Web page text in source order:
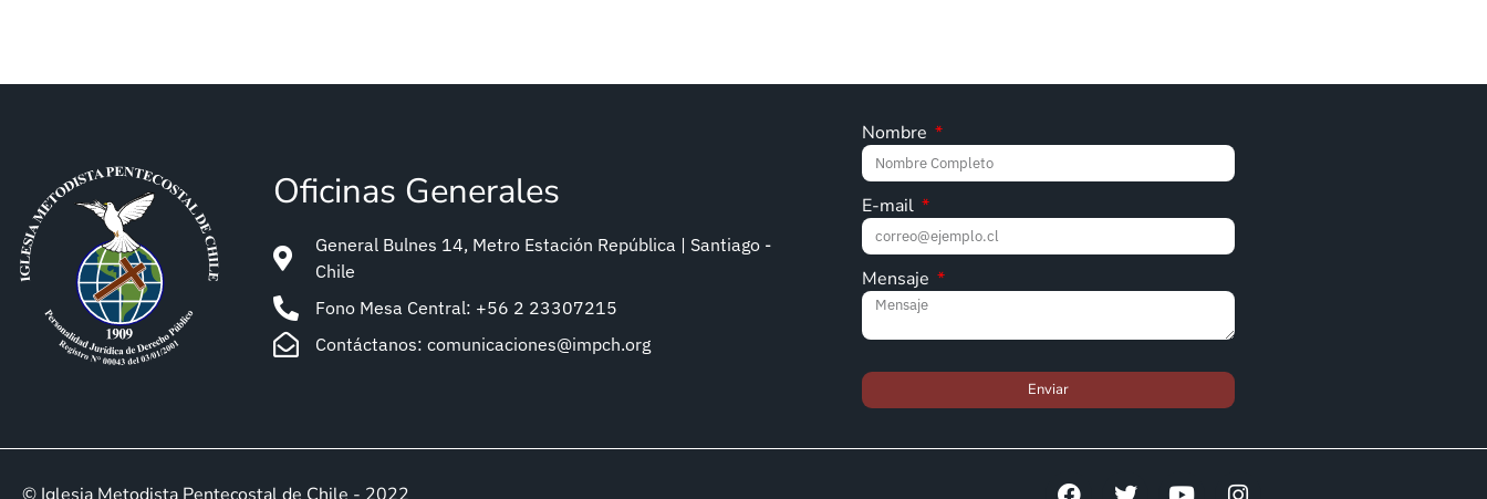
Oficinas Generales
General Bulnes 14, Metro Estación República | Santiago -
Chile
Fono Mesa Central: +56 2 23307215
Contáctanos: comunicaciones@impch.org
Nombre
E-mail
Mensaje
Enviar